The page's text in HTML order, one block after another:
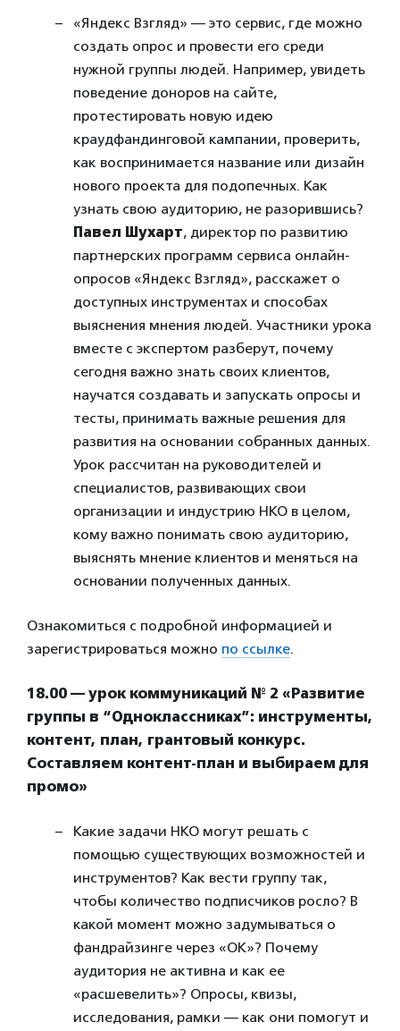
«Яндекс Взгляд» — это сервис, где можно
создать опрос и провести его среди
нужной группы людей. Например, увидеть
поведение доноров на сайте,
протестировать новую идею
краудфандинговой кампании, проверить,
как воспринимается название или дизайн
нового проекта для подопечных. Как
узнать свою аудиторию, не разорившись?
Павел Шухарт, директор по развитию
партнерских программ сервиса онлайн-
опросов «Яндекс Взгляд», расскажет о
доступных инструментах и способах
выяснения мнения людей. Участники урока
вместе с экспертом разберут, почему
сегодня важно знать своих клиентов,
научатся создавать и запускать опросы и
тесты, принимать важные решения для
развития на основании собранных данных.
Урок рассчитан на руководителей и
специалистов, развивающих свои
организации и индустрию НКО в целом,
кому важно понимать свою аудиторию,
выяснять мнение клиентов и меняться на
основании полученных данных.
Ознакомиться с подробной информацией и
зарегистрироваться можно по ссылке.
18.00 — урок коммуникаций № 2 «Развитие
группы в “Одноклассниках”: инструменты,
контент, план, грантовый конкурс.
Составляем контент-план и выбираем для
промо»
Какие задачи НКО могут решать с
помощью существующих возможностей и
инструментов? Как вести группу так,
чтобы количество подписчиков росло? В
какой момент можно задумываться о
фандрайзинге через «ОК»? Почему
аудитория не активна и как ее
«расшевелить»? Опросы, квизы,
исследования, рамки — как они помогут и